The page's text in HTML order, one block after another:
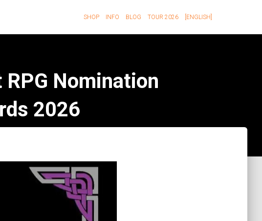
SHOP INFO BLOG TOUR 2026 [ENGLISH]
RPG Nomination
2026